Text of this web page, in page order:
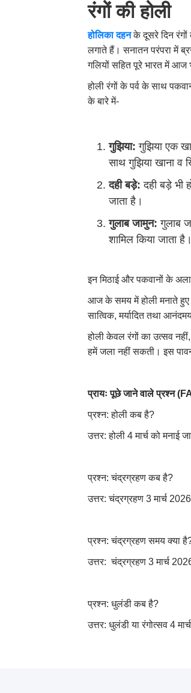
रंगों की होली
होलिका दहनके दूसरे दिन रंगों
लगाते हैं। सनातन परंपरा में
गलियों सहित पूरे भारत में आज
होली रंगों के पर्व के साथ
के बारे में-
गुझिया: गुझिया एक
साथ गुझिया खाना व
दही बड़े: दही बड़े भी
जाता है।
गुलाब जामुन: गुलाब
शामिल किया जाता
इन मिठाई और पकवानों के
आज के समय में होली मनाते हुए
सात्विक, मर्यादित तथा
होली केवल रंगों का उत्सव
हमें जला नहीं सकती। इस
प्रायः पूछे जाने वाले प्रश्न
प्रश्न: होली कब है?
उत्तर: होली 4 मार्च को मनाई
प्रश्न: चंद्रग्रहण कब है?
उत्तर: चंद्रग्रहण 3 मार्च
प्रश्न: चंद्रग्रहण समय क्या
उत्तर: चंद्रग्रहण 3 मार्च
प्रश्न: धुलंडी कब है?
उत्तर: धुलंडी या रंगोत्सव 4